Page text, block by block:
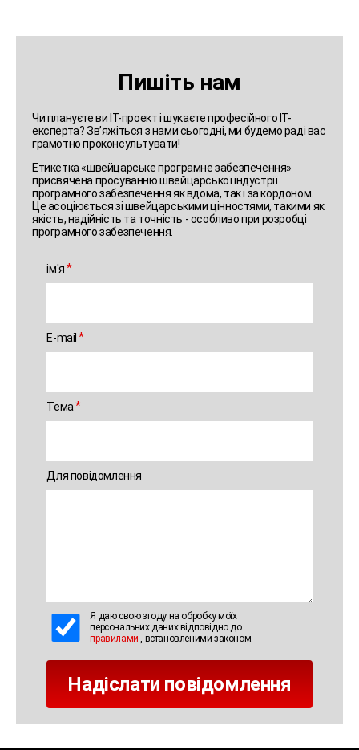
Пишіть нам
Чи плануєте ви ІТ-проект і шукаєте професійного ІТ-
експерта? Зв’яжіться з нами сьогодні, ми будемо раді вас
грамотно проконсультувати!
Етикетка «швейцарське програмне забезпечення»
присвячена просуванню швейцарської індустрії
програмного забезпечення як вдома, так і за кордоном.
Це асоціюється зі швейцарськими цінностями, такими як
якість, надійність та точність - особливо при розробці
програмного забезпечення.
ім'я
E-mail
Тема
Для повідомлення
Я даю свою згоду на обробку моїх
персональних даних відповідно до
правилами, встановленими законом.
Надіслати повідомлення